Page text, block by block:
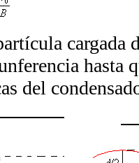
cargada
hasta
del